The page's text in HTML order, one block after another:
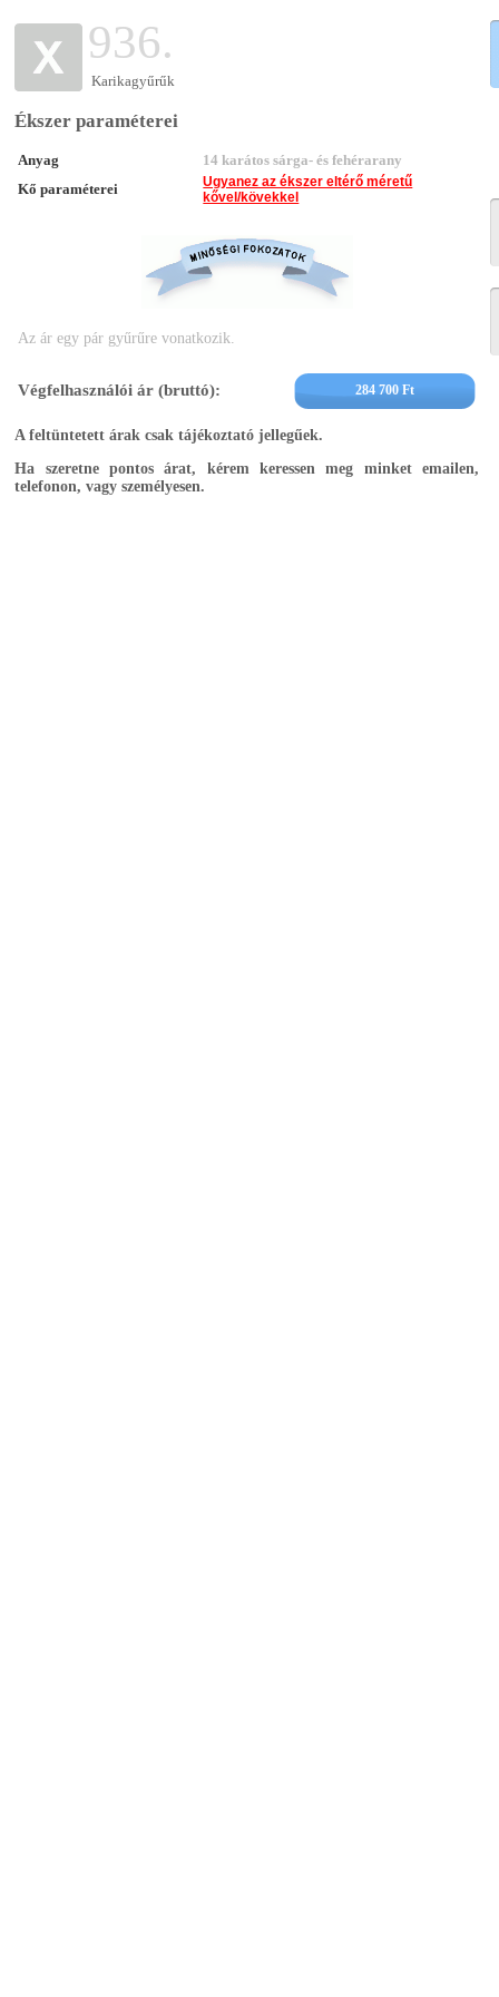
936.
Karikagyűrűk
Ékszer paraméterei
Anyag
14 karátos sárga- és fehérarany
Kő paraméterei
Ugyanez az ékszer eltérő méretű
kővel/kövekkel
Az ár egy pár gyűrűre vonatkozik.
Végfelhasználói ár (bruttó): 284 700 Ft
A feltüntetett árak csak tájékoztató jellegűek.
Ha szeretne pontos árat, kérem keressen meg minket emailen,
telefonon, vagy személyesen.